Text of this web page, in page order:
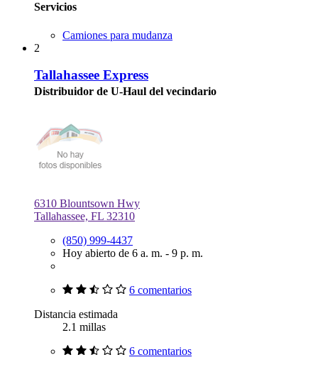
Servicios
Camiones para mudanza
2
Tallahassee Express
Distribuidor de U-Haul del vecindario
6310 Blountsown Hwy
Tallahassee, FL 32310
(850) 999-4437
Hoy abierto de 6 a. m. - 9 p. m.
6 comentarios
Distancia estimada
2.1 millas
6 comentarios